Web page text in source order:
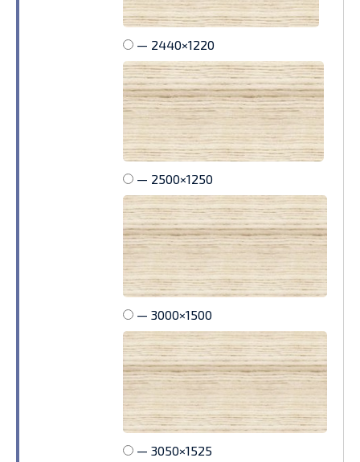
— 2440×1220
— 2500×1250
— 3000×1500
— 3050×1525